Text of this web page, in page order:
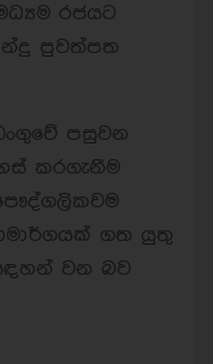
රජයට
පුවත්පත
පසුවන
කරගැනීම
ගත යුතු
වන බව